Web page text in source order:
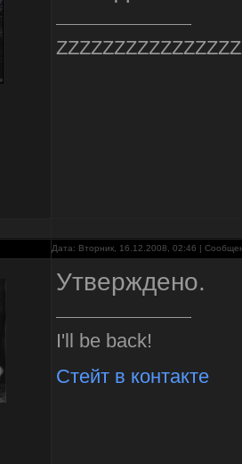
Дата: Вторник, 16.12.2008, 02:46 |
Утверждено.
I'll be back!
Стейт в контакте